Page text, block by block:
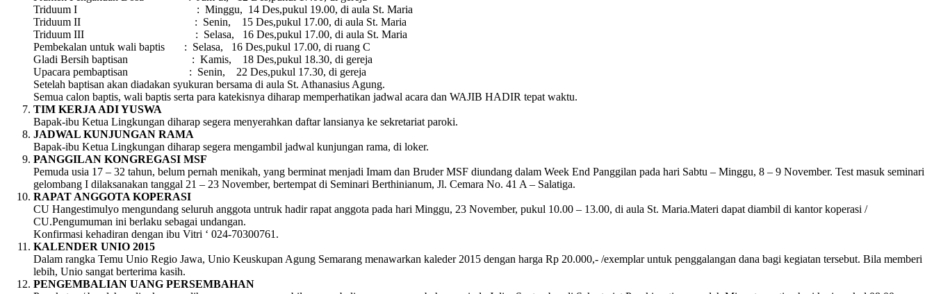
Triduum I : Minggu, 14 Des,pukul 19.00, di aula St. Maria
Triduum II : Senin, 15 Des,pukul 17.00, di aula St. Maria
Triduum III : Selasa, 16 Des,pukul 17.00, di aula St. Maria
Pembekalan untuk wali baptis : Selasa, 16 Des,pukul 17.00, di ruang C
Gladi Bersih baptisan : Kamis, 18 Des,pukul 18.30, di gereja
Upacara pembaptisan : Senin, 22 Des,pukul 17.30, di gereja
Setelah baptisan akan diadakan syukuran bersama di aula St. Athanasius Agung.
Semua calon baptis, wali baptis serta para katekisnya diharap memperhatikan jadwal acara dan WAJIB HADIR tepat waktu.
TIM KERJA ADI YUSWA
Bapak-ibu Ketua Lingkungan diharap segera menyerahkan daftar lansianya ke sekretariat paroki.
JADWAL KUNJUNGAN RAMA
Bapak-ibu Ketua Lingkungan diharap segera mengambil jadwal kunjungan rama, di loker.
PANGGILAN KONGREGASI MSF
Pemuda usia 17 – 32 tahun, belum pernah menikah, yang berminat menjadi Imam dan Bruder MSF diundang dalam Week End Panggilan pada hari Sabtu – Minggu, 8 – 9 November. Test masuk seminari
gelombang I dilaksanakan tanggal 21 – 23 November, bertempat di Seminari Berthinianum, Jl. Cemara No. 41 A – Salatiga.
RAPAT ANGGOTA KOPERASI
CU Hangestimulyo mengundang seluruh anggota untruk hadir rapat anggota pada hari Minggu, 23 November, pukul 10.00 – 13.00, di aula St. Maria.Materi dapat diambil di kantor koperasi /
CU.Pengumuman ini berlaku sebagai undangan.
Konfirmasi kehadiran dengan ibu Vitri ‘ 024-70300761.
KALENDER UNIO 2015
Dalam rangka Temu Unio Regio Jawa, Unio Keuskupan Agung Semarang menawarkan kaleder 2015 dengan harga Rp 20.000,- /exemplar untuk penggalangan dana bagi kegiatan tersebut. Bila memberi
lebih, Unio sangat berterima kasih.
PENGEMBALIAN UANG PERSEMBAHAN